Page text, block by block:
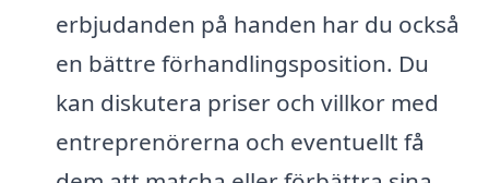
erbjudanden på handen har du också
en bättre förhandlingsposition. Du
kan diskutera priser och villkor med
entreprenörerna och eventuellt få